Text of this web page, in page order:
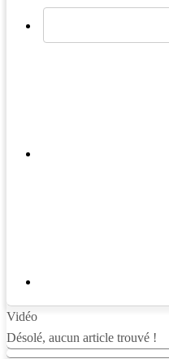
Vidéo
Désolé, aucun article trouvé !